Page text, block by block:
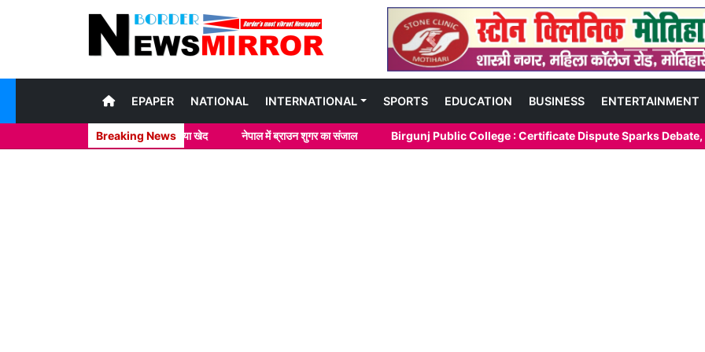
Previous
EPAPER NATIONAL INTERNATIONAL SPORTS EDUCATION BUSINESS ENTERTAINMENT
Breaking News
कोशिश नाकाम, व्यवसायी ने जताया खेद नेपाल में ब्राउन शुगर का संजाल Birgunj Public College : Certificate Dispute Sparks Debate,